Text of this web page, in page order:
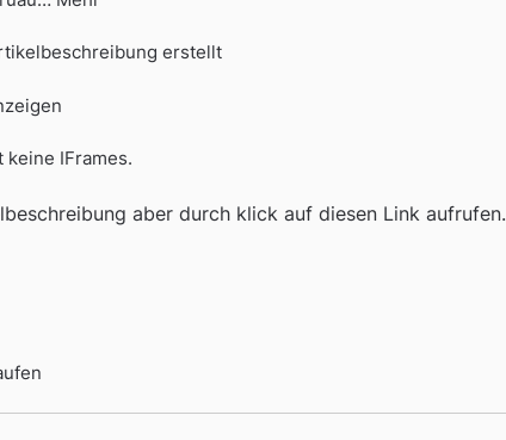
erstellt
IFrames.
aber durch klick auf diesen Link aufrufen.